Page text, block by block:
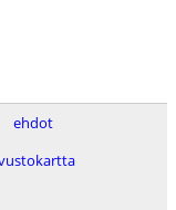
ehdot